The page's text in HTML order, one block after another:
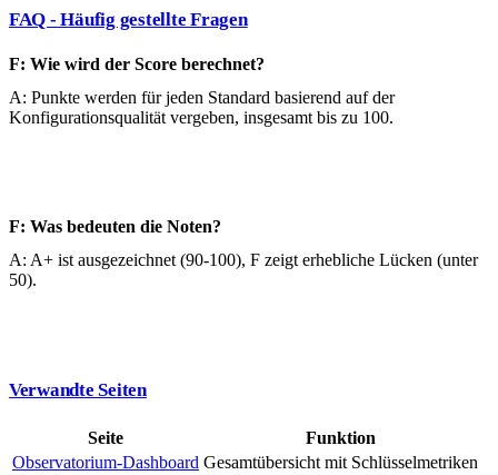
FAQ - Häufig gestellte Fragen
F: Wie wird der Score berechnet?
A: Punkte werden für jeden Standard basierend auf der
Konfigurationsqualität vergeben, insgesamt bis zu 100.
F: Was bedeuten die Noten?
A: A+ ist ausgezeichnet (90-100), F zeigt erhebliche Lücken (unter
50).
Verwandte Seiten
Seite
Funktion
Observatorium-Dashboard Gesamtübersicht mit Schlüsselmetriken